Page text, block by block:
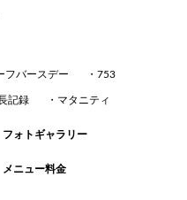
フバースデー 753
記録 マタニティ
フォトギャラリー
メニュー料金